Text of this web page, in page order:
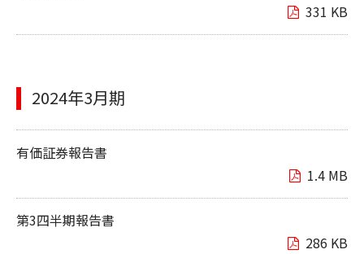
331 KB
2024年3月期
有価証券報告書
1.4 MB
第3四半期報告書
286 KB